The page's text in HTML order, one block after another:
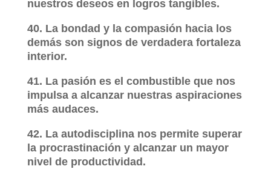
nuestros deseos en logros tangibles.
40. La bondad y la compasión hacia los
demás son signos de verdadera fortaleza
interior.
41. La pasión es el combustible que nos
impulsa a alcanzar nuestras aspiraciones
más audaces.
42. La autodisciplina nos permite superar
la procrastinación y alcanzar un mayor
nivel de productividad.